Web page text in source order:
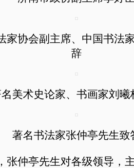
协会副主席、中国书法
辞
术史论家、书画家刘曦
名书法家张仲亭先生致
仲亭先生对各级领导，